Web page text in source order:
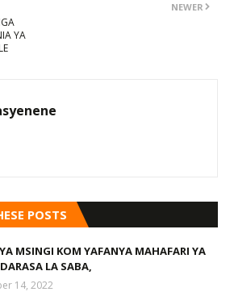
NEWER
YA
POSTS
MSINGI KOM YAFANYA MAHAFARI YA
LA SABA,
14, 2022